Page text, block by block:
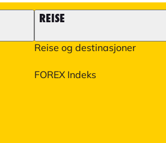
REISE
Reise og destinasjoner
FOREX Indeks